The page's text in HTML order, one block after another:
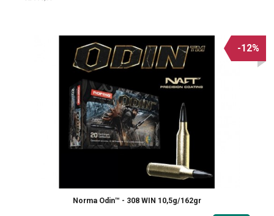
Norma Odin™ - 308 WIN 10,5g/162gr
-12%